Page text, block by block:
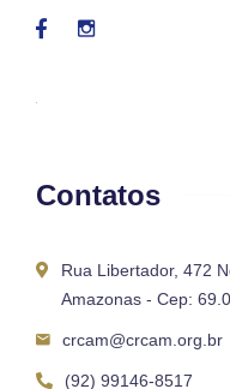
Contatos
Rua Libertador, 472
Amazonas - Cep:
crcam@crcam.org.br
(92) 99146-8517